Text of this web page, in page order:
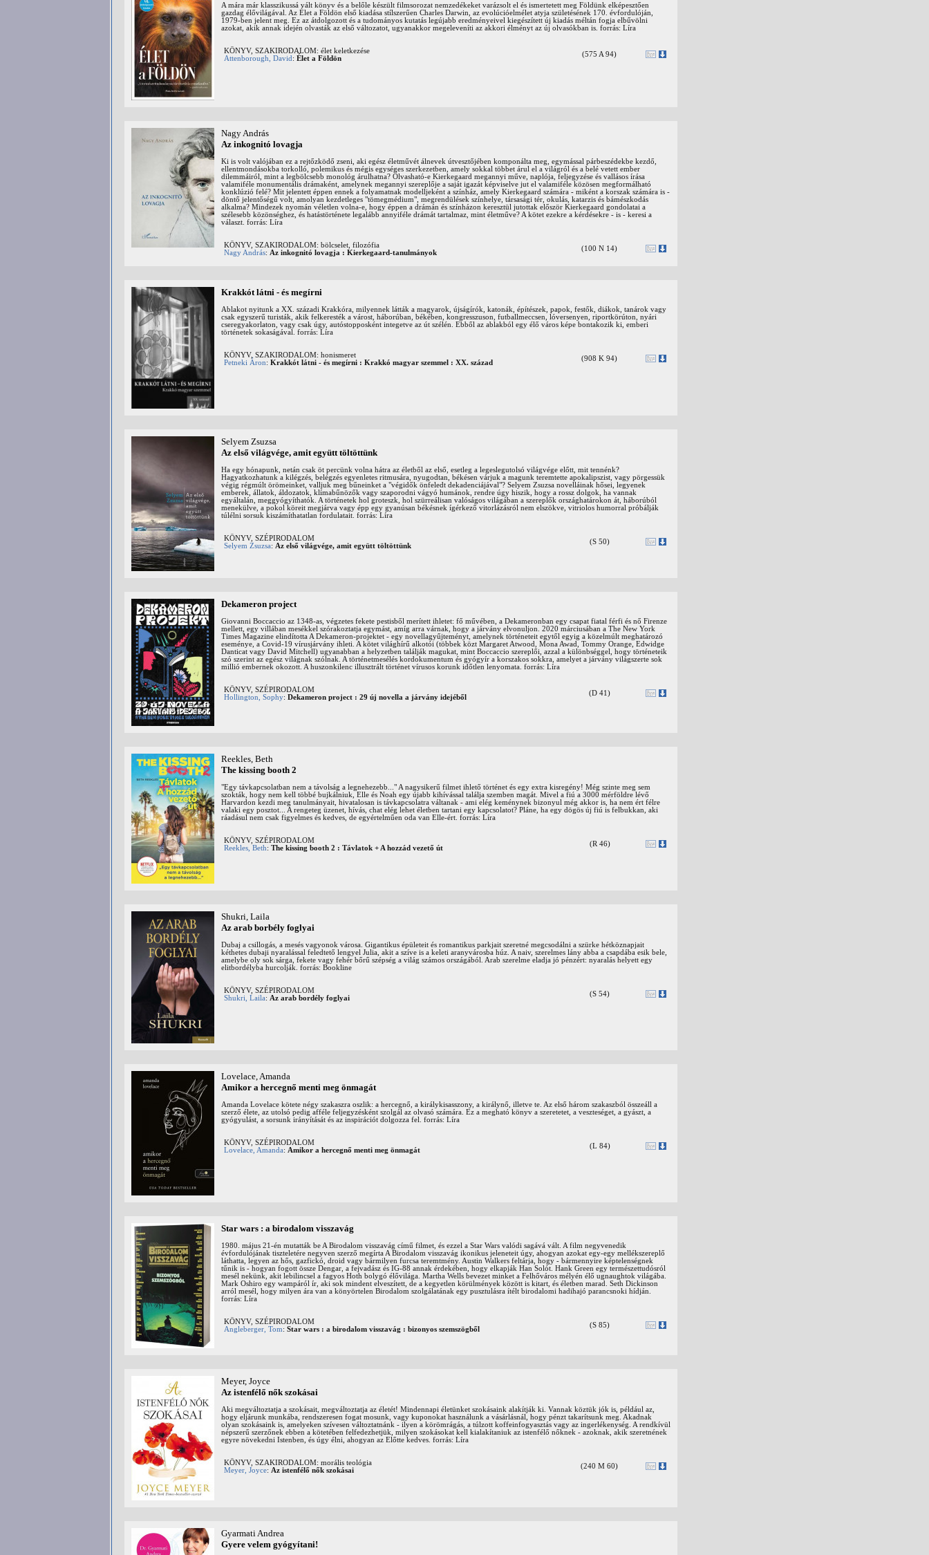
A mára már klasszikussá vált könyv és a belőle készült filmsorozat nemzedékeket varázsolt el és ismertetett meg Földünk elképesztően
gazdag élővilágával. Az Élet a Földön első kiadása stílszerűen Charles Darwin, az evolúcióelmélet atyja születésének 170. évfordulóján,
1979-ben jelent meg. Ez az átdolgozott és a tudományos kutatás legújabb eredményeivel kiegészített új kiadás méltán fogja elbűvölni
azokat, akik annak idején olvasták az első változatot, ugyanakkor megeleveníti az akkori élményt az új olvasókban is. forrás: Líra
KÖNYV, SZAKIRODALOM: élet keletkezése
Attenborough, David: Élet a Földön
(575 A 94)
Nagy András
Az inkognitó lovagja
Ki is volt valójában ez a rejtőzködő zseni, aki egész életművét álnevek útvesztőjében komponálta meg, egymással párbeszédekbe kezdő,
ellentmondásokba torkolló, polemikus és mégis egységes szerkezetben, amely sokkal többet árul el a világról és a belé vetett ember
dilemmáiról, mint a legbölcsebb monológ árulhatna? Olvasható-e Kierkegaard megannyi műve, naplója, feljegyzése és vallásos írása
valamiféle monumentális drámaként, amelynek megannyi szereplője a saját igazát képviselve jut el valamiféle közösen megformálható
konklúzió felé? Mit jelentett éppen ennek a folyamatnak modelljeként a színház, amely Kierkegaard számára - miként a korszak számára is -
döntő jelentőségű volt, amolyan kezdetleges "tömegmédium", megrendülések színhelye, társasági tér, okulás, katarzis és bámészkodás
alkalma? Mindezek nyomán véletlen volna-e, hogy éppen a drámán és színházon keresztül jutottak először Kierkegaard gondolatai a
szélesebb közönséghez, és hatástörténete legalább annyiféle drámát tartalmaz, mint életműve? A kötet ezekre a kérdésekre - is - keresi a
választ. forrás: Líra
KÖNYV, SZAKIRODALOM: bölcselet, filozófia
Nagy András: Az inkognitó lovagja : Kierkegaard-tanulmányok
(100 N 14)
Krakkót látni - és megírni
Ablakot nyitunk a XX. századi Krakkóra, milyennek látták a magyarok, újságírók, katonák, építészek, papok, festők, diákok, tanárok vagy
csak egyszerű turisták, akik felkeresték a várost, háborúban, békében, kongresszuson, futballmeccsen, lóversenyen, riportkörúton, nyári
cseregyakorlaton, vagy csak úgy, autóstopposként integetve az út szélén. Ebből az ablakból egy élő város képe bontakozik ki, emberi
történetek sokaságával. forrás: Líra
KÖNYV, SZAKIRODALOM: honismeret
Petneki Áron: Krakkót látni - és megírni : Krakkó magyar szemmel : XX. század
(908 K 94)
Selyem Zsuzsa
Az első világvége, amit együtt töltöttünk
Ha egy hónapunk, netán csak öt percünk volna hátra az életből az első, esetleg a legeslegutolsó világvége előtt, mit tennénk?
Hagyatkozhatunk a kilégzés, belégzés egyenletes ritmusára, nyugodtan, békésen várjuk a magunk teremtette apokalipszist, vagy pörgessük
végig régmúlt örömeinket, valljuk meg bűneinket a "végidők önfeledt dekadenciájával"? Selyem Zsuzsa novelláinak hősei, legyenek
emberek, állatok, áldozatok, klímabűnözők vagy szaporodni vágyó humánok, rendre úgy hiszik, hogy a rossz dolgok, ha vannak
egyáltalán, meggyógyíthatók. A történetek hol groteszk, hol szürreálisan valóságos világában a szereplők országhatárokon át, háborúból
menekülve, a pokol köreit megjárva vagy épp egy gyanúsan békésnek ígérkező vitorlázásról nem elszökve, vitriolos humorral próbálják
túlélni sorsuk kiszámíthatatlan fordulatait. forrás: Líra
KÖNYV, SZÉPIRODALOM
Selyem Zsuzsa: Az első világvége, amit együtt töltöttünk
(S 50)
Dekameron project
Giovanni Boccaccio az 1348-as, végzetes fekete pestisből merített ihletet: fő művében, a Dekameronban egy csapat fiatal férfi és nő Firenze
mellett, egy villában mesékkel szórakoztatja egymást, amíg arra várnak, hogy a járvány elvonuljon. 2020 márciusában a The New York
Times Magazine elindította A Dekameron-projektet - egy novellagyűjteményt, amelynek történeteit egytől egyig a közelmúlt meghatározó
eseménye, a Covid-19 vírusjárvány ihleti. A kötet világhírű alkotói (többek közt Margaret Atwood, Mona Awad, Tommy Orange, Edwidge
Danticat vagy David Mitchell) ugyanabban a helyzetben találják magukat, mint Boccaccio szereplői, azzal a különbséggel, hogy történeteik
szó szerint az egész világnak szólnak. A történetmesélés kordokumentum és gyógyír a korszakos sokkra, amelyet a járvány világszerte sok
millió embernek okozott. A huszonkilenc illusztrált történet vírusos korunk időtlen lenyomata. forrás: Líra
KÖNYV, SZÉPIRODALOM
Hollington, Sophy: Dekameron project : 29 új novella a járvány idejéből
(D 41)
Reekles, Beth
The kissing booth 2
"Egy távkapcsolatban nem a távolság a legnehezebb..." A nagysikerű filmet ihlető történet és egy extra kisregény! Még szinte meg sem
szokták, hogy nem kell többé bujkálniuk, Elle és Noah egy újabb kihívással találja szemben magát. Mivel a fiú a 3000 mérföldre lévő
Harvardon kezdi meg tanulmányait, hivatalosan is távkapcsolatra váltanak - ami elég keménynek bizonyul még akkor is, ha nem ért félre
valaki egy posztot... A rengeteg üzenet, hívás, chat elég lehet életben tartani egy kapcsolatot? Pláne, ha egy dögös új fiú is felbukkan, aki
ráadásul nem csak figyelmes és kedves, de egyértelműen oda van Elle-ért. forrás: Líra
KÖNYV, SZÉPIRODALOM
Reekles, Beth: The kissing booth 2 : Távlatok + A hozzád vezető út
(R 46)
Shukri, Laila
Az arab borbély foglyai
Dubaj a csillogás, a mesés vagyonok városa. Gigantikus épületeit és romantikus parkjait szeretné megcsodálni a szürke hétköznapjait
kéthetes dubaji nyaralással feledtető lengyel Julia, akit a szíve is a keleti aranyvárosba húz. A naiv, szerelmes lány abba a csapdába esik bele,
amelybe oly sok sárga, fekete vagy fehér bőrű szépség a világ számos országából. Arab szerelme eladja jó pénzért: nyaralás helyett egy
elitbordélyba hurcolják. forrás: Bookline
KÖNYV, SZÉPIRODALOM
Shukri, Laila: Az arab bordély foglyai
(S 54)
Lovelace, Amanda
Amikor a hercegnő menti meg önmagát
Amanda Lovelace kötete négy szakaszra oszlik: a hercegnő, a királykisasszony, a királynő, illetve te. Az első három szakaszból összeáll a
szerző élete, az utolsó pedig afféle feljegyzésként szolgál az olvasó számára. Ez a megható könyv a szeretetet, a veszteséget, a gyászt, a
gyógyulást, a sorsunk irányítását és az inspirációt dolgozza fel. forrás: Líra
KÖNYV, SZÉPIRODALOM
Lovelace, Amanda: Amikor a hercegnő menti meg önmagát
(L 84)
Star wars : a birodalom visszavág
1980. május 21-én mutatták be A Birodalom visszavág című filmet, és ezzel a Star Wars valódi sagává vált. A film negyvenedik
évfordulójának tiszteletére negyven szerző megírta A Birodalom visszavág ikonikus jeleneteit úgy, ahogyan azokat egy-egy mellékszereplő
láthatta, legyen az hős, gazfickó, droid vagy bármilyen furcsa teremtmény. Austin Walkers feltárja, hogy - bármennyire képtelenségnek
tűnik is - hogyan fogott össze Dengar, a fejvadász és IG-88 annak érdekében, hogy elkapják Han Solót. Hank Green egy természettudósról
mesél nekünk, akit lebilincsel a fagyos Hoth bolygó élővilága. Martha Wells bevezet minket a Felhőváros mélyén élő ugnaughtok világába.
Mark Oshiro egy wampáról ír, aki sok mindent elveszített, de a kegyetlen körülmények között is kitart, és életben marad. Seth Dickinson
arról mesél, hogy milyen ára van a könyörtelen Birodalom szolgálatának egy pusztulásra ítélt birodalomi hadihajó parancsnoki hídján.
forrás: Líra
KÖNYV, SZÉPIRODALOM
Angleberger, Tom: Star wars : a birodalom visszavág : bizonyos szemszögből
(S 85)
Meyer, Joyce
Az istenfélő nők szokásai
Aki megváltoztatja a szokásait, megváltoztatja az életét! Mindennapi életünket szokásaink alakítják ki. Vannak köztük jók is, például az,
hogy eljárunk munkába, rendszeresen fogat mosunk, vagy kuponokat használunk a vásárlásnál, hogy pénzt takarítsunk meg. Akadnak
olyan szokásaink is, amelyeken szívesen változtatnánk - ilyen a körömrágás, a túlzott koffeinfogyasztás vagy az ingerlékenység. A rendkívül
népszerű szerzőnek ebben a kötetében felfedezhetjük, milyen szokásokat kell kialakítaniuk az istenfélő nőknek - azoknak, akik szeretnének
egyre növekedni Istenben, és úgy élni, ahogyan az Előtte kedves. forrás: Líra
KÖNYV, SZAKIRODALOM: morális teológia
Meyer, Joyce: Az istenfélő nők szokásai
(240 M 60)
Gyarmati Andrea
Gyere velem gyógyítani!